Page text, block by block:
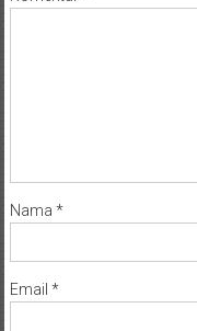
Nama *
Email *